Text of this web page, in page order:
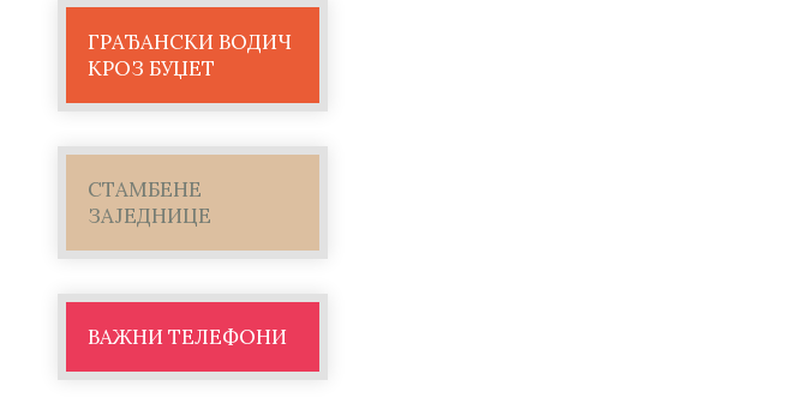
ГРАЂАНСКИ ВОДИЧ
КРОЗ БУЏЕТ
СТАМБЕНЕ
ЗАЈЕДНИЦЕ
ВАЖНИ ТЕЛЕФОНИ